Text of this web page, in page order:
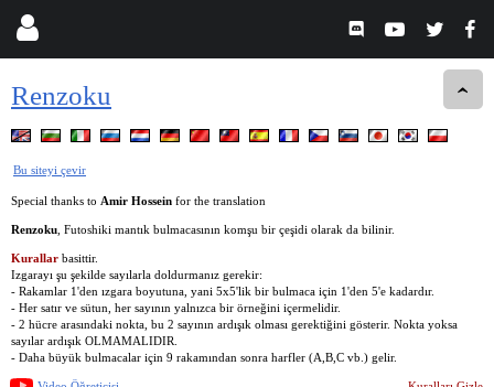
Renzoku
Bu siteyi çevir
Special thanks to Amir Hossein for the translation
Renzoku , Futoshiki mantık bulmacasının komşu bir çeşidi olarak da bilinir.
Kurallar basittir.
Izgarayı şu şekilde sayılarla doldurmanız gerekir:
- Rakamlar 1'den ızgara boyutuna, yani 5x5'lik bir bulmaca için 1'den 5'e kadardır.
- Her satır ve sütun, her sayının yalnızca bir örneğini içermelidir.
- 2 hücre arasındaki nokta, bu 2 sayının ardışık olması gerektiğini gösterir. Nokta yoksa
sayılar ardışık OLMAMALIDIR.
- Daha büyük bulmacalar için 9 rakamından sonra harfler (A,B,C vb.) gelir.